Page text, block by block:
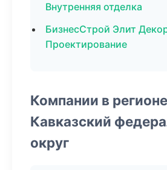
Внутренняя отделка
БизнесСтрой Элит
Проектирование
Компании в
Кавказский
округ